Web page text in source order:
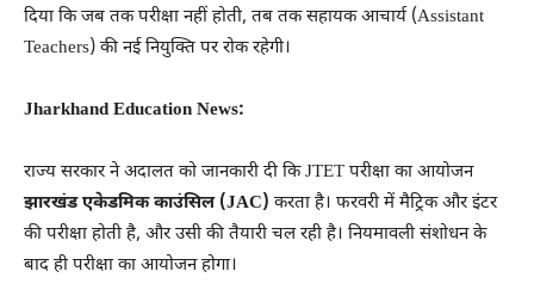
दिया कि जब तक परीक्षा नहीं होती, तब तक सहायक आचार्य (Assistant
Teachers) की नई नियुक्ति पर रोक रहेगी।
Jharkhand Education News:
राज्य सरकार ने अदालत को जानकारी दी कि JTET परीक्षा का आयोजन
झारखंड एकेडमिक काउंसिल (JAC) करता है। फरवरी में मैट्रिक और इंटर
की परीक्षा होती है, और उसी की तैयारी चल रही है। नियमावली संशोधन के
बाद ही परीक्षा का आयोजन होगा।